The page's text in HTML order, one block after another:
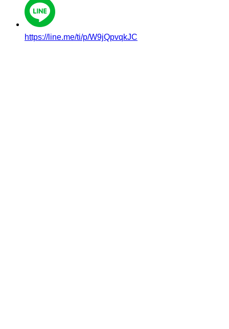
https://line.me/ti/p/W9jQpvqkJC